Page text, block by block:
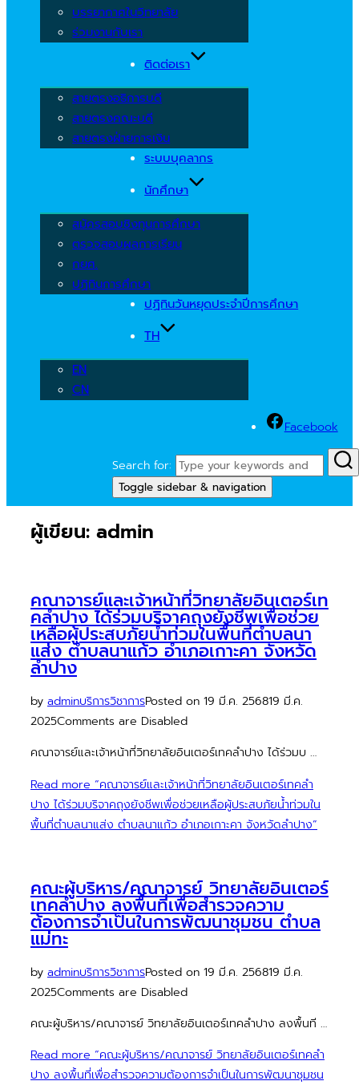
บรรยากาศในวิทยาลัย
ร่วมงานกับเรา
ติดต่อเรา
สายตรงอธิการบดี
สายตรงคณะบดี
สายตรงฝ่ายการเงิน
ระบบบุคลากร
นักศึกษา
สมัครสอบชิงทุนการศึกษา
ตรวจสอบผลการเรียน
กยศ.
ปฏิทินการศึกษา
ปฏิทินวันหยุดประจำปีการศึกษา
TH
EN
CN
Facebook
Search for:
Toggle sidebar & navigation
ผู้เขียน: admin
คณาจารย์และเจ้าหน้าที่วิทยาลัยอินเตอร์เท
คลำปาง ได้ร่วมบริจาคถุงยังชีพเพื่อช่วย
เหลือผู้ประสบภัยน้ำท่วมในพื้นที่ตำบลนา
แส่ง ตำบลนาแก้ว อำเภอเกาะคา จังหวัด
ลำปาง
by adminบริการวิชาการPosted on 19 มี.ค. 256819 มี.ค.
2025Comments are Disabled
คณาจารย์และเจ้าหน้าที่วิทยาลัยอินเตอร์เทคลำปาง ได้ร่วมบ …
Read more “คณาจารย์และเจ้าหน้าที่วิทยาลัยอินเตอร์เทคลำ
ปาง ได้ร่วมบริจาคถุงยังชีพเพื่อช่วยเหลือผู้ประสบภัยน้ำท่วมใน
พื้นที่ตำบลนาแส่ง ตำบลนาแก้ว อำเภอเกาะคา จังหวัดลำปาง”
คณะผู้บริหาร/คณาจารย์ วิทยาลัยอินเตอร์
เทคลำปาง ลงพื้นที่เพื่อสำรวจความ
ต้องการจำเป็นในการพัฒนาชุมชน ตำบล
แม่ทะ
by adminบริการวิชาการPosted on 19 มี.ค. 256819 มี.ค.
2025Comments are Disabled
คณะผู้บริหาร/คณาจารย์ วิทยาลัยอินเตอร์เทคลำปาง ลงพื้นที …
Read more “คณะผู้บริหาร/คณาจารย์ วิทยาลัยอินเตอร์เทคลำ
ปาง ลงพื้นที่เพื่อสำรวจความต้องการจำเป็นในการพัฒนาชุมชน